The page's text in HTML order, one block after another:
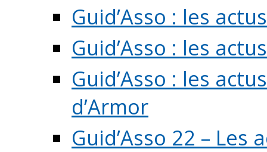
Guid’Asso : les
Guid’Asso : les
Guid’Asso : les
d’Armor
Guid’Asso 22 – Les